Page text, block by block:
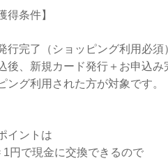
得条件】
行完了（ショッピング利用必須
後、新規カード発行＋お申込
ング利用された方が対象です。
イントは
1円で現金に交換できるので